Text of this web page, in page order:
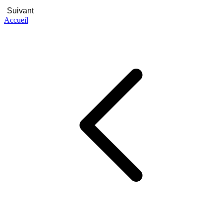
Suivant
Accueil